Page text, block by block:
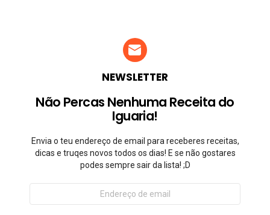
NEWSLETTER
Não Percas Nenhuma Receita do
Iguaria!
Envia o teu endereço de email para receberes receitas,
dicas e truqes novos todos os dias! E se não gostares
podes sempre sair da lista! ;D
Endereço
email